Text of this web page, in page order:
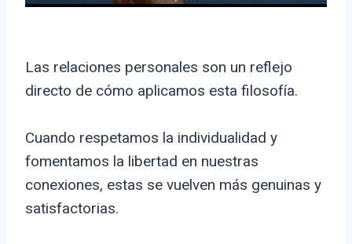
Las relaciones personales son un reflejo
directo de cómo aplicamos esta filosofía.
Cuando respetamos la individualidad y
fomentamos la libertad en nuestras
conexiones, estas se vuelven más genuinas y
satisfactorias.